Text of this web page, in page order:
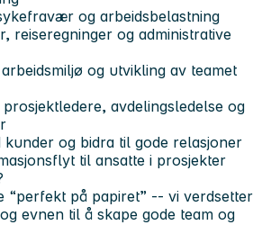
og arbeidsbelastning
reiseregninger og administrative
og utvikling av teamet
prosjektledere, avdelingsledelse og
kunder og bidra til gode relasjoner
til ansatte i prosjekter
“perfekt på papiret” -- vi verdsetter
evnen til å skape gode team og